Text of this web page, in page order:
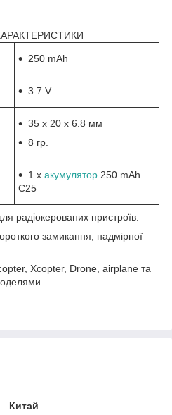
250 mAh
3.7 V
35 x 20 x 6.8 мм
8 гр.
1 x акумулятор 250 mAh
C25
радіокерованих пристроїв.
замикання, надмірної
Xcopter, Drone, airplane та
Китай